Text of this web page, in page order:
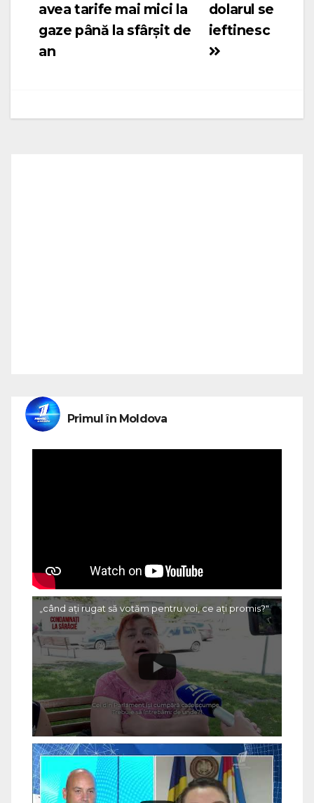
în
articole
dolarul se
ieftinesc
avea tarife mai mici la
gaze până la sfârșit de
an
Primul în Moldova
„când ați rugat să votăm pentru voi, ce ați promis?"